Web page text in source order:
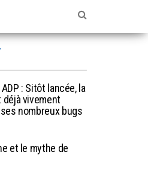
: Sitôt lancée, la
vivement
nombreux bugs
et le mythe de